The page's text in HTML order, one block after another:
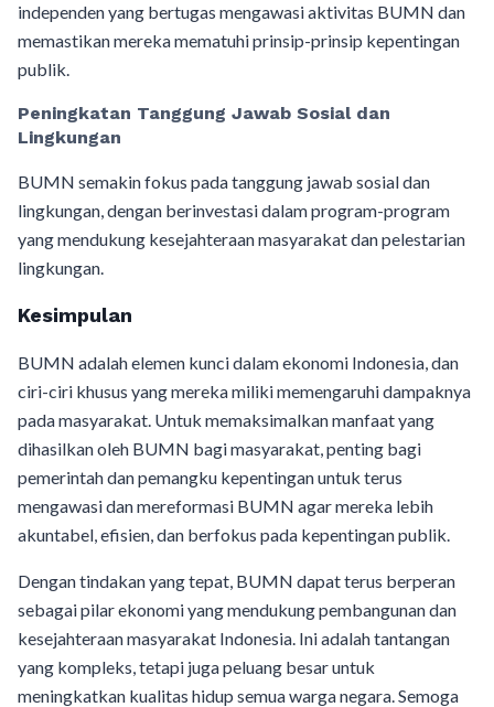
independen yang bertugas mengawasi aktivitas BUMN dan
memastikan mereka mematuhi prinsip-prinsip kepentingan
publik.
Peningkatan Tanggung Jawab Sosial dan
Lingkungan
BUMN semakin fokus pada tanggung jawab sosial dan
lingkungan, dengan berinvestasi dalam program-program
yang mendukung kesejahteraan masyarakat dan pelestarian
lingkungan.
Kesimpulan
BUMN adalah elemen kunci dalam ekonomi Indonesia, dan
ciri-ciri khusus yang mereka miliki memengaruhi dampaknya
pada masyarakat. Untuk memaksimalkan manfaat yang
dihasilkan oleh BUMN bagi masyarakat, penting bagi
pemerintah dan pemangku kepentingan untuk terus
mengawasi dan mereformasi BUMN agar mereka lebih
akuntabel, efisien, dan berfokus pada kepentingan publik.
Dengan tindakan yang tepat, BUMN dapat terus berperan
sebagai pilar ekonomi yang mendukung pembangunan dan
kesejahteraan masyarakat Indonesia. Ini adalah tantangan
yang kompleks, tetapi juga peluang besar untuk
meningkatkan kualitas hidup semua warga negara. Semoga